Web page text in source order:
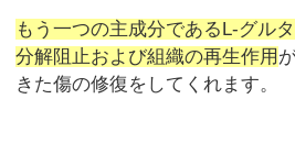
もう一つの主成分であるL-グル
分解阻止および組織の再生作用
きた傷の修復をしてくれます。